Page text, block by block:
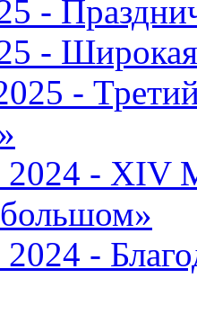
-
-
-
2024 - XIV
2024 -